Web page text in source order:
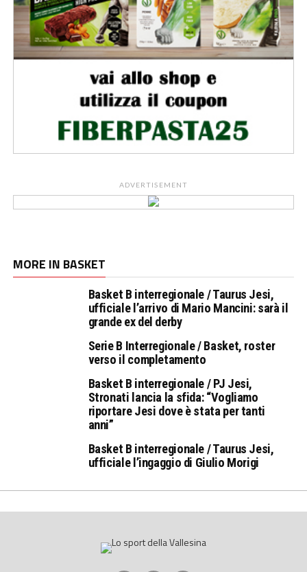
ADVERTISEMENT
MORE IN BASKET
Basket B interregionale / Taurus Jesi,
ufficiale l’arrivo di Mario Mancini: sarà il
grande ex del derby
Serie B Interregionale / Basket, roster
verso il completamento
Basket B interregionale / PJ Jesi,
Stronati lancia la sfida: “Vogliamo
riportare Jesi dove è stata per tanti
anni”
Basket B interregionale / Taurus Jesi,
ufficiale l’ingaggio di Giulio Morigi